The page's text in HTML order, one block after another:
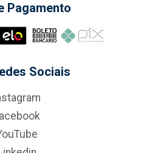
Pagamento
Sociais